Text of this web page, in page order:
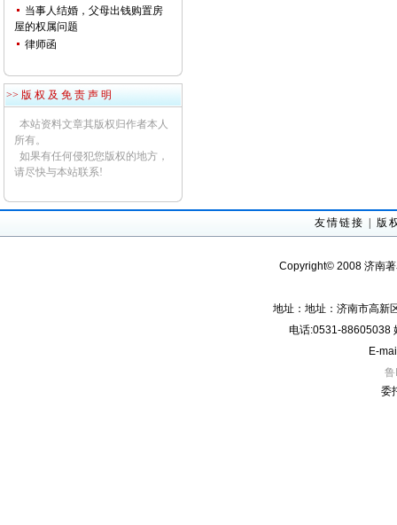
当事人结婚，父母出钱购置房
屋的权属问题
律师函
>> 版 权 及 免 责 声 明
本站资料文章其版权归作者本人
所有。
如果有任何侵犯您版权的地方，
请尽快与本站联系!
友情链接 版
Copyright© 2008 济南
地址：地址：济南市高新
电话:0531-88605038
E-
委